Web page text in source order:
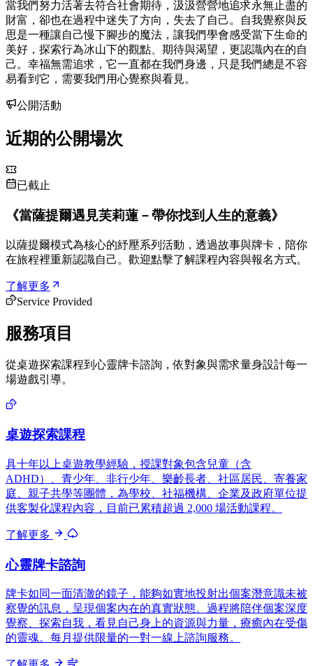
當我們努力活著去符合社會期待，汲汲營營地追求永無止盡的
財富，卻也在過程中迷失了方向，失去了自己。自我覺察與反
思是一種讓自己慢下腳步的魔法，讓我們學會感受當下生命的
美好，探索行為冰山下的觀點、期待與渴望，更認識內在的自
己。幸福無需追求，它一直都在我們身邊，只是我們總是不容
易看到它，需要我們用心覺察與看見。
公開活動
近期的公開場次
已截止
《當薩提爾遇見芙莉蓮－帶你找到人生的意義》
以薩提爾模式為核心的紓壓系列活動，透過故事與牌卡，陪你
在旅程裡重新認識自己。歡迎點擊了解課程內容與報名方式。
了解更多
Service Provided
服務項目
從桌遊探索課程到心靈牌卡諮詢，依對象與需求量身設計每一
場遊戲引導。
桌遊探索課程
具十年以上桌遊教學經驗，授課對象包含兒童（含
ADHD）、青少年、非行少年、樂齡長者、社區居民、寄養家
庭、親子共學等團體，為學校、社福機構、企業及政府單位提
供客製化課程內容，目前已累積超過 2,000 場活動課程。
了解更多
心靈牌卡諮詢
牌卡如同一面清澈的鏡子，能夠如實地投射出個案潛意識未被
察覺的訊息，呈現個案內在的真實狀態。過程將陪伴個案深度
覺察、探索自我，看見自己身上的資源與力量，療癒內在受傷
的靈魂。每月提供限量的一對一線上諮詢服務。